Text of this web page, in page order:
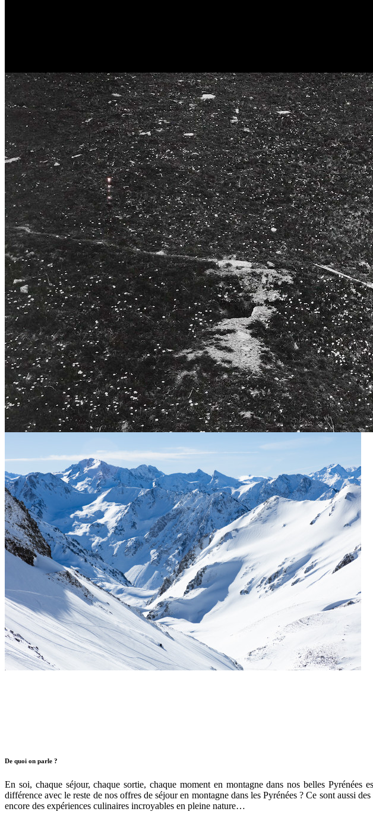
Séjours Événements
/Séjours Evénements Pyrénées"
De quoi on parle ?
En soi, chaque séjour, chaque sortie, chaque moment en montagne dans nos belles
différence avec le reste de nos offres de séjour en montagne dans les Pyrénées ? Ce sont aussi
encore des expériences culinaires incroyables en pleine nature…